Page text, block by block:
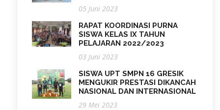
05 Juni 2023
RAPAT KOORDINASI PURNA
SISWA KELAS IX TAHUN
PELAJARAN 2022/2023
03 Juni 2023
SISWA UPT SMPN 16 GRESIK
MENGUKIR PRESTASI DIKANCAH
NASIONAL DAN INTERNASIONAL
29 Mei 2023